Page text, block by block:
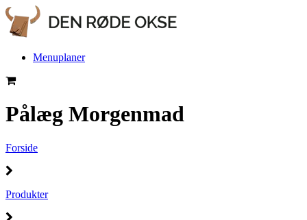
Menuplaner
Pålæg Morgenmad
Forside
Produkter